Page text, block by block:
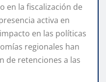
en la fiscalización de
activa en
en las políticas
regionales han
de retenciones a las